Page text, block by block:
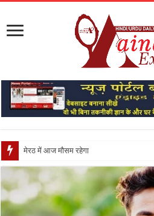
मेरठ में आज मौसम रहेगा सुहाना, दिनभर बादल छाए